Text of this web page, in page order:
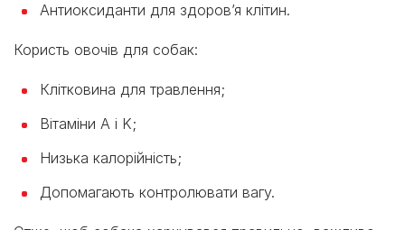
Антиоксиданти для здоров’я клітин.
Користь овочів для собак:
Клітковина для травлення;
Вітаміни A і K;
Низька калорійність;
Допомагають контролювати вагу.